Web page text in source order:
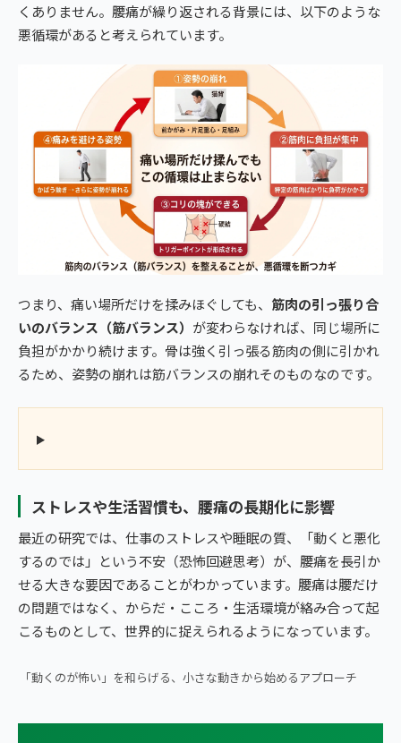
くありません。腰痛が繰り返される背景には、以下のような
悪循環があると考えられています。
つまり、痛い場所だけを揉みほぐしても、 筋肉の引っ張り合
いのバランス（筋バランス） が変わらなければ、同じ場所に
負担がかかり続けます。骨は強く引っ張る筋肉の側に引かれ
るため、姿勢の崩れは筋バランスの崩れそのものなのです。
ストレスや生活習慣も、腰痛の長期化に影響
最近の研究では、仕事のストレスや睡眠の質、「動くと悪化
するのでは」という不安（恐怖回避思考）が、腰痛を長引か
せる大きな要因であることがわかっています。腰痛は腰だけ
の問題ではなく、からだ・こころ・生活環境が絡み合って起
こるものとして、世界的に捉えられるようになっています。
▶ 朝ベッドで1分｜腰痛・ヘルニアの方向けストレッチ
「動くのが怖い」を和らげる、小さな動きから始めるアプローチ